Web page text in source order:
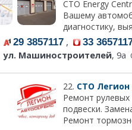
СТО Energy
Вашему
диагностику,
29 3857117 , 33
ул. Машиностроителей, 9а
22. СТО Легион
Ремонт
подвески.
Ремонт